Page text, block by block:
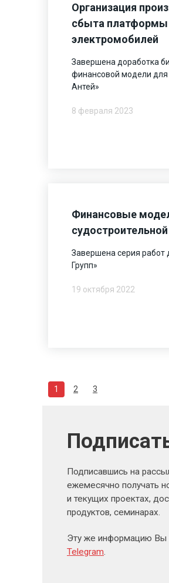
Организация
сбыта платформы
электромобилей
Завершена доработка
финансовой модели
Антей»
8 февраля 2023
Финансовые
Завершена серия
Групп»
19 октября 2022
1 2 3
Подписавшись на
ежемесячно получать
и текущих проектах,
продуктов, семинарах.
Эту же информацию Вы
Telegram.